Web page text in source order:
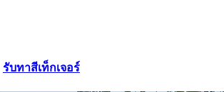
รับทาสีเท็กเจอร์